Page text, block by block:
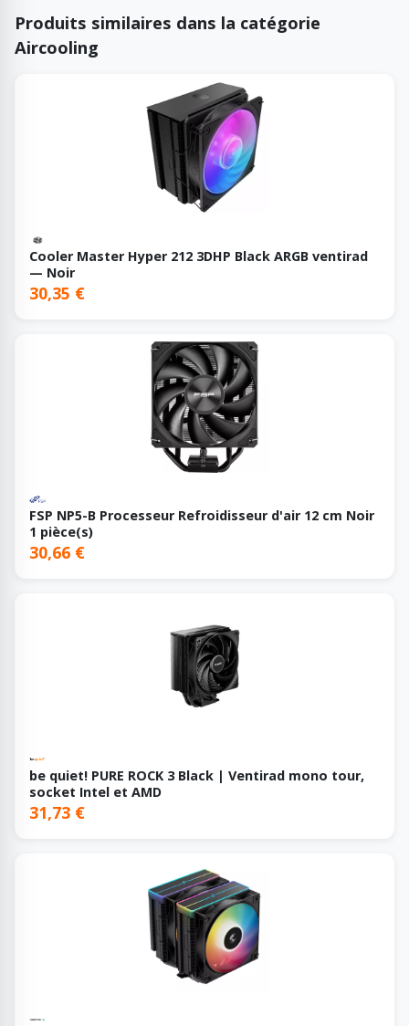
Produits similaires dans la catégorie
Aircooling
Cooler Master Hyper 212 3DHP Black ARGB ventirad
— Noir
30,35 €
FSP NP5-B Processeur Refroidisseur d'air 12 cm Noir
1 pièce(s)
30,66 €
be quiet! PURE ROCK 3 Black | Ventirad mono tour,
socket Intel et AMD
31,73 €